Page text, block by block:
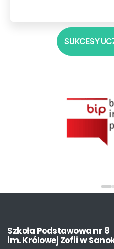
SUKCESY
Szkoła Podstawowa nr 8
im. Królowej Zofiiw